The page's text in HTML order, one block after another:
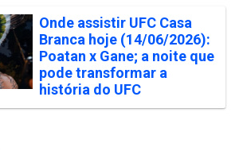
Onde assistir UFC Casa
Branca hoje (14/06/2026):
Poatan x Gane; a noite que
pode transformar a
história do UFC